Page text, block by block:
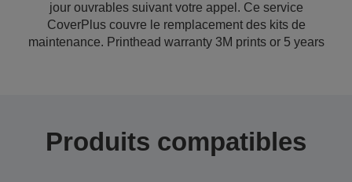
jour ouvrables suivant votre appel. Ce service
CoverPlus couvre le remplacement des kits de
maintenance. Printhead warranty 3M prints or 5 years
Produits compatibles